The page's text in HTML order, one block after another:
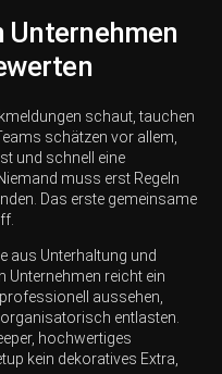
Unternehmen
schaut, tauchen
schätzen vor allem,
und schnell eine
muss erst Regeln
Das erste gemeinsame
aus Unterhaltung und
Unternehmen reicht ein
aussehen,
entlasten.
hochwertiges
kein dekoratives Extra,